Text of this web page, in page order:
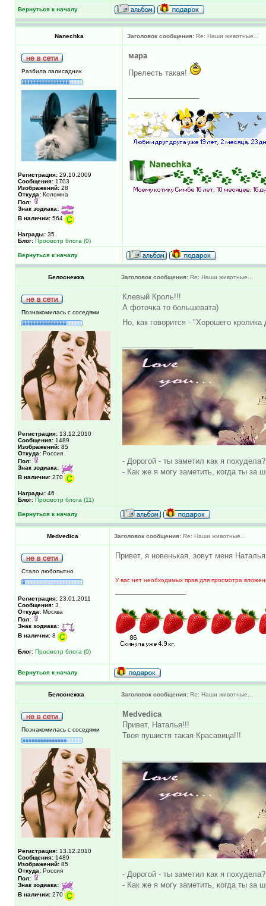
Вернуться к началу
Nanechka Заголовок сообщения: Re: Наши животные...
Разбила палисадник
Регистрация: 29.10.2009
Сообщения: 1703
Изображений: 28
Откуда: Коломна
Пол:
Знак зодиака:
В наличии: 564
Награды: 35
Блог: Просмотр блога (0)
мара
Прелесть такая!
Вернуться к началу
Белоснежка Заголовок сообщения: Re: Наши животные...
Познакомилась с соседями
Регистрация: 13.12.2010
Сообщения: 1489
Изображений: 85
Откуда: Россия
Пол:
Знак зодиака:
В наличии: 270
Награды: 46
Блог: Просмотр блога (11)
Клевый Кроль!!!
А фоточка то большевата)
Но, как говорится - "Хорошего
- Дорогой - ты заметил как я похудела?
- Как же я могу заметить, когда ты за
Вернуться к началу
Medvedica Заголовок сообщения: Re: Наши животные...
Стало любопытно
Регистрация: 23.01.2011
Сообщения: 3
Откуда: Москва
Пол:
Знак зодиака:
В наличии: 8
Блог: Просмотр блога (0)
Привет, я новенькая, зовут меня
У вас нет необходимых прав для просмотра
Вернуться к началу
Белоснежка Заголовок сообщения: Re: Наши животные...
Познакомилась с соседями
Регистрация: 13.12.2010
Сообщения: 1489
Изображений: 85
Откуда: Россия
Пол:
Знак зодиака:
В наличии: 270
Medvedica
Привет, Наталья!!!
Твоя пушистя такая Красавица!!!
- Дорогой - ты заметил как я похудела?
- Как же я могу заметить, когда ты за